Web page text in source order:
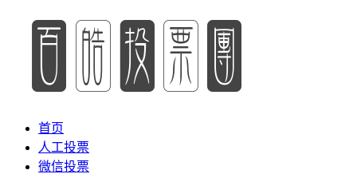
首页
人工投票
微信投票